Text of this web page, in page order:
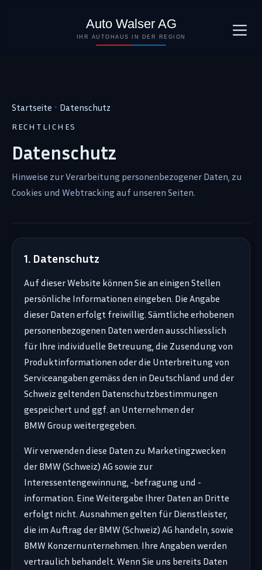
Auto Walser AG
IHR AUTOHAUS IN DER REGION
Startseite · Datenschutz
RECHTLICHES
Datenschutz
Hinweise zur Verarbeitung personenbezogener Daten, zu
Cookies und Webtracking auf unseren Seiten.
1. Datenschutz
Auf dieser Website können Sie an einigen Stellen
persönliche Informationen eingeben. Die Angabe
dieser Daten erfolgt freiwillig. Sämtliche erhobenen
personenbezogenen Daten werden ausschliesslich
für Ihre individuelle Betreuung, die Zusendung von
Produktinformationen oder die Unterbreitung von
Serviceangaben gemäss den in Deutschland und der
Schweiz geltenden Datenschutzbestimmungen
gespeichert und ggf. an Unternehmen der
BMW Group weitergegeben.
Wir verwenden diese Daten zu Marketingzwecken
der BMW (Schweiz) AG sowie zur
Interessentengewinnung, -befragung und -
information. Eine Weitergabe Ihrer Daten an Dritte
erfolgt nicht. Ausnahmen gelten für Dienstleister,
die im Auftrag der BMW (Schweiz) AG handeln, sowie
BMW Konzernunternehmen. Ihre Angaben werden
vertraulich behandelt. Wenn Sie uns bereits Daten